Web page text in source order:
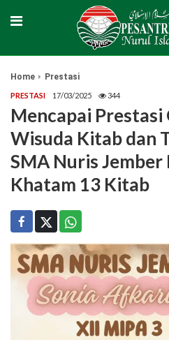
Home Prestasi
PRESTASI 17/03/2025 344
Mencapai Prestasi
Wisuda Kitab dan
SMA Nuris Jember
Khatam 13 Kitab